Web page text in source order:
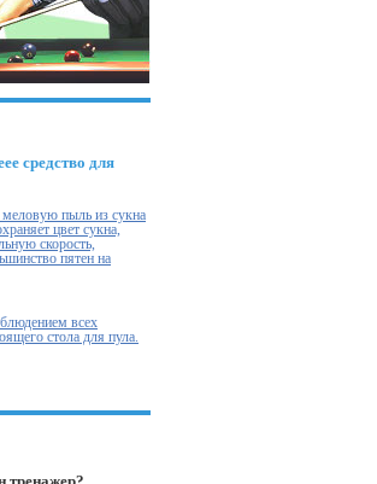
средство для
меловую пыль из сукна
цвет сукна,
скорость,
пятен на
всех
стола для пула.